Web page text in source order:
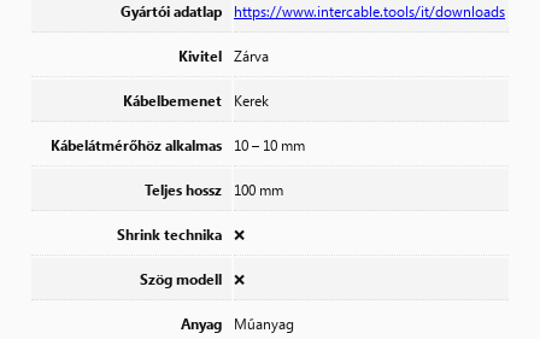
Gyártói adatlap https://www.intercable.tools/it/downloads
Kivitel Zárva
Kábelbemenet Kerek
Kábelátmérőhöz alkalmas 10 – 10 mm
Teljes hossz 100 mm
Shrink technika ❌
Szög modell ❌
Anyag Műanyag